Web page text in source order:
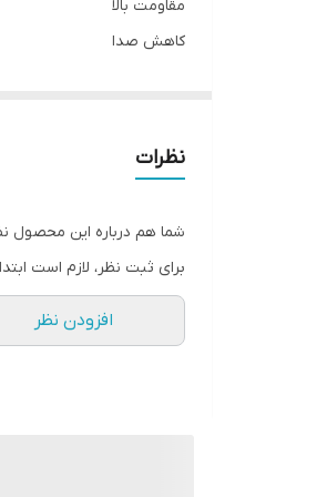
مقاومت بالا
کاهش صدا
نظرات
شما هم درباره این محصول
برای ثبت نظر، لازم است
افزودن نظر